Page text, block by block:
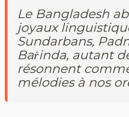
Le Bangladesh
joyaux
Sundarbans,
Baṙinda, autant
résonnent
mélodies à nos